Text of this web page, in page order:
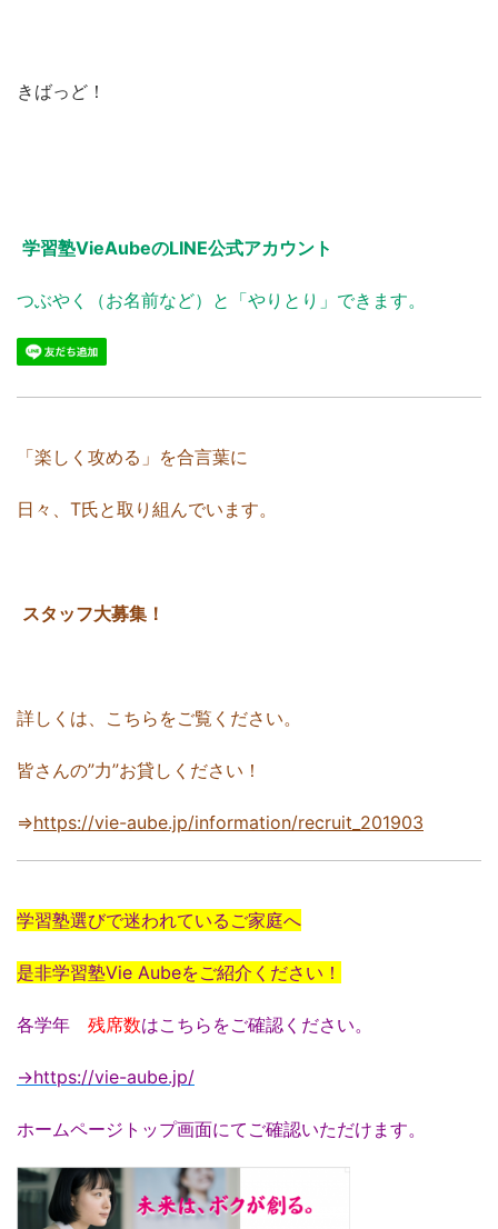
きばっど！
学習塾VieAubeのLINE公式アカウント
つぶやく（お名前など）と「やりとり」できます。
「楽しく攻める」を合言葉に
日々、T氏と取り組んでいます。
スタッフ大募集！
詳しくは、こちらをご覧ください。
皆さんの”力”お貸しください！
⇒https://vie-aube.jp/information/recruit_201903
学習塾選びで迷われているご家庭へ
是非学習塾Vie Aubeをご紹介ください！
各学年 残席数はこちらをご確認ください。
→https://vie-aube.jp/
ホームページトップ画面にてご確認いただけます。